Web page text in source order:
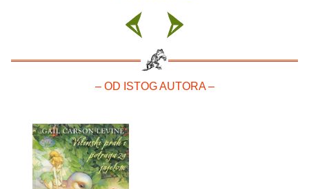
– OD ISTOG AUTORA –